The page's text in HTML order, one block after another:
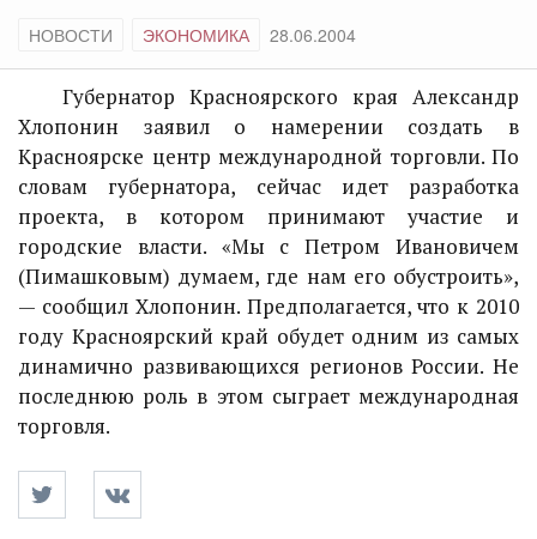
НОВОСТИ ЭКОНОМИКА 28.06.2004
Губернатор Красноярского края Александр
Хлопонин заявил о намерении создать в
Красноярске центр международной торговли. По
словам губернатора, сейчас идет разработка
проекта, в котором принимают участие и
городские власти. «Мы с Петром Ивановичем
(Пимашковым) думаем, где нам его обустроить»,
— сообщил Хлопонин. Предполагается, что к 2010
году Красноярский край обудет одним из самых
динамично развивающихся регионов России. Не
последнюю роль в этом сыграет международная
торговля.